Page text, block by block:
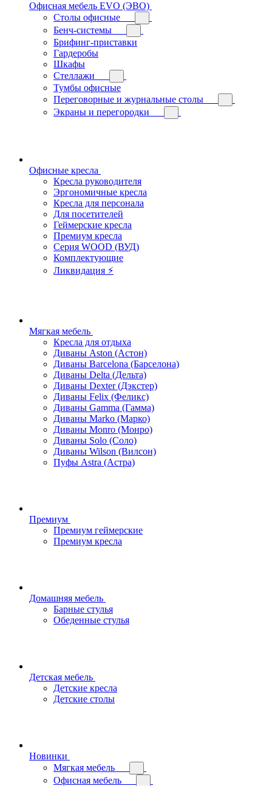
Офисная мебель EVO (ЭВО)
Cтолы офисные
Бенч-системы
Брифинг-приставки
Гардеробы
Шкафы
Стеллажи
Тумбы офисные
Переговорные и журнальные столы
Экраны и перегородки
Офисные кресла
Кресла руководителя
Эргономичные кресла
Кресла для персонала
Для посетителей
Геймерские кресла
Премиум кресла
Серия WOOD (ВУД)
Комплектующие
Ликвидация ⚡
Мягкая мебель
Кресла для отдыха
Диваны Aston (Астон)
Диваны Barcelona (Барселона)
Диваны Delta (Дельта)
Диваны Dexter (Дэкстер)
Диваны Felix (Феликс)
Диваны Gamma (Гамма)
Диваны Marko (Марко)
Диваны Monro (Монро)
Диваны Solo (Соло)
Диваны Wilson (Вилсон)
Пуфы Astra (Астра)
Премиум
Премиум геймерские
Премиум кресла
Домашняя мебель
Барные стулья
Обеденные стулья
Детская мебель
Детские кресла
Детские столы
Новинки
Мягкая мебель
Офисная мебель